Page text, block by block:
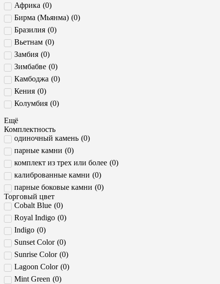
розовый (0
пурпурно-розовый
пурпурно-красный
серый (0 )
белый (бесцветный)
белый (непрозрачный)
коричневый (
чёрный (0
Greenish Blue
Neon Blue
Африка (0)
Бирма (Мьянма) (0)
Бразилия (0)
Вьетнам (0)
Замбия (0)
Зимбабве (0)
Камбоджа (0)
Кения (0)
Колумбия (0)
Мадагаскар
Малави (0)
Мозамбик (0)
Мексика (0)
Нигерия (0)
Пакистан (0)
Памир (0)
Россия
0)
Таджикистан (Памир)
Танзания
Таиланд
0
Россия, Урал
(0)
Шри-Ланка (Цейлон)
Ещё
Комплектность
одиночный камень (0)
парные камни (0)
комплект из трех или более (0)
калиброванные камни (0)
парные боковые камни (0)
Торговый цвет
Cobalt Blue (0)
Royal Indigo (0)
Indigo (0)
Sunset Color (0)
Sunrise Color (0)
Lagoon Color (0)
Mint Green (0)